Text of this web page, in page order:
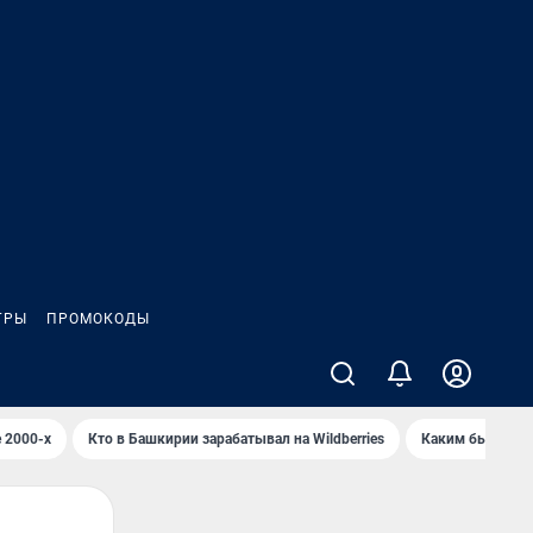
ПРОМОКОДЫ
2000-х Кто в Башкирии зарабатывал на Wildberries Каким было